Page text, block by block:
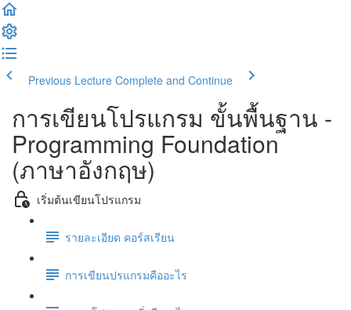
Previous Lecture Complete and Continue
การเขียนโปรแกรม ขั้นพื้นฐาน -
Programming Foundation
(ภาษาอังกฤษ)
เริ่มต้นเขียนโปรแกรม
รายละเอียด คอร์สเรียน
การเขียนปรแกรมคืออะไร